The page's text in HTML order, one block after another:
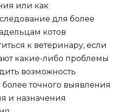
или как
для более
котов
к ветеринару, если
какие-либо проблемы
возможность
точного выявления
и назначения